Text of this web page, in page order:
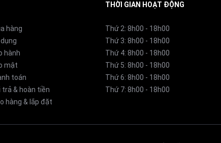
hàng
hành
mật
toán
trả & hoàn tiền
hàng & lắp đặt
THỜI GIAN HOẠT ĐỘNG
Thứ 2: 8h00 - 18h00
Thứ 3: 8h00 - 18h00
Thứ 4: 8h00 - 18h00
Thứ 5: 8h00 - 18h00
Thứ 6: 8h00 - 18h00
Thứ 7: 8h00 - 18h00